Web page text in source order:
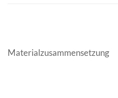
Materialzusammensetzung